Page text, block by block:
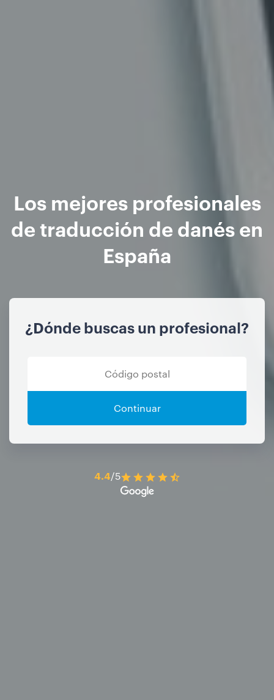
Los mejores profesionales
de traducción de danés en
España
¿Dónde buscas un profesional?
Continuar
4.4/5